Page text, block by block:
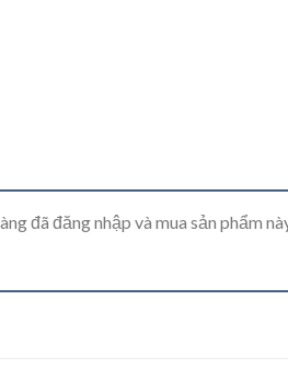
đã đăng nhập và mua sản phẩm